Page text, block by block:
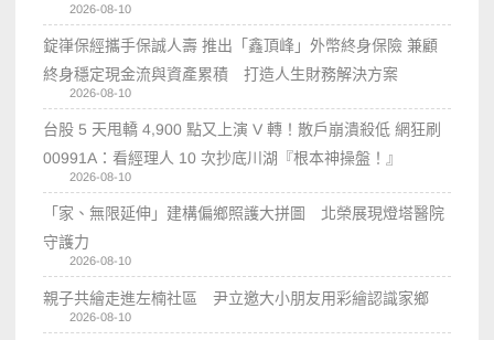
2026-08-10
錠嵂保經攜手保誠人壽 推出「鑫頂峰」外幣終身保險 兼顧
終身穩定現金流與資產累積 打造人生財務解決方案
2026-08-10
台股 5 天甩轎 4,900 點又上演 V 轉！散戶崩潰殺低 網狂刷
00991A：看經理人 10 次抄底川湖『根本神操盤！』
2026-08-10
「家、無限延伸」建構偏鄉照護大拼圖 北榮展現燈塔醫院
守護力
2026-08-10
親子共繪走進左楠社區 尹立邀大小朋友用彩繪認識家鄉
2026-08-10